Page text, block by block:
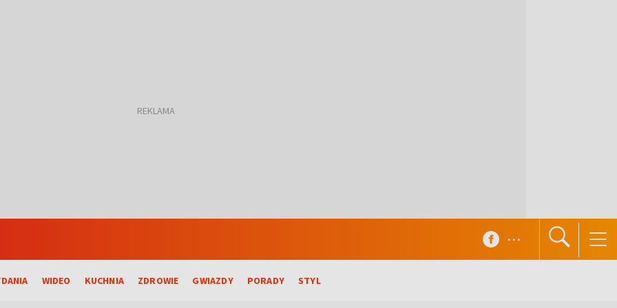
WIDEO KUCHNIA ZDROWIE GWIAZDY PORADY STYL
...